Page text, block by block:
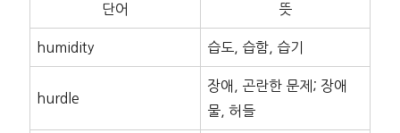
단어 뜻
humidity 습도, 습함, 습기
hurdle
장애, 곤란한 문제; 장애
물, 허들